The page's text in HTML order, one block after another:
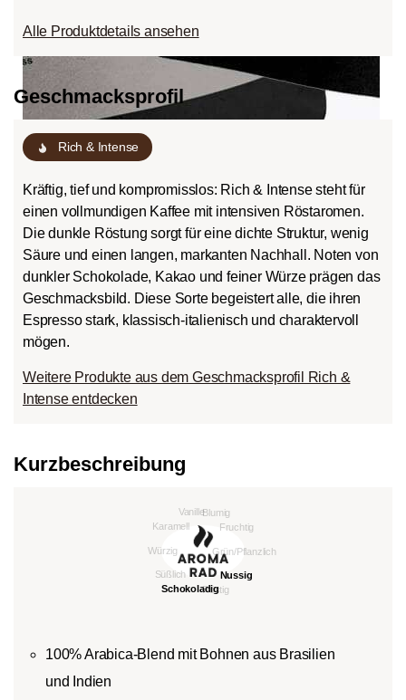
Alle Produktdetails ansehen
Geschmacksprofil
Rich & Intense
Kräftig, tief und kompromisslos: Rich & Intense steht für
einen vollmundigen Kaffee mit intensiven Röstaromen.
Die dunkle Röstung sorgt für eine dichte Struktur, wenig
Säure und einen langen, markanten Nachhall. Noten von
dunkler Schokolade, Kakao und feiner Würze prägen das
Geschmacksbild. Diese Sorte begeistert alle, die ihren
Espresso stark, klassisch-italienisch und charaktervoll
mögen.
Weitere Produkte aus dem Geschmacksprofil Rich &
Intense entdecken
Kurzbeschreibung
100% Arabica-Blend mit Bohnen aus Brasilien
und Indien